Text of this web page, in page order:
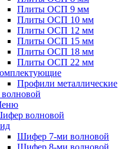
Плиты ОСП 9 мм
Плиты ОСП 10 мм
Плиты ОСП 12 мм
Плиты ОСП 15 мм
Плиты ОСП 18 мм
Плиты ОСП 22 мм
Профили металлические
волновой
Шифер 7-ми волновой
Шифер 8-ми волновой